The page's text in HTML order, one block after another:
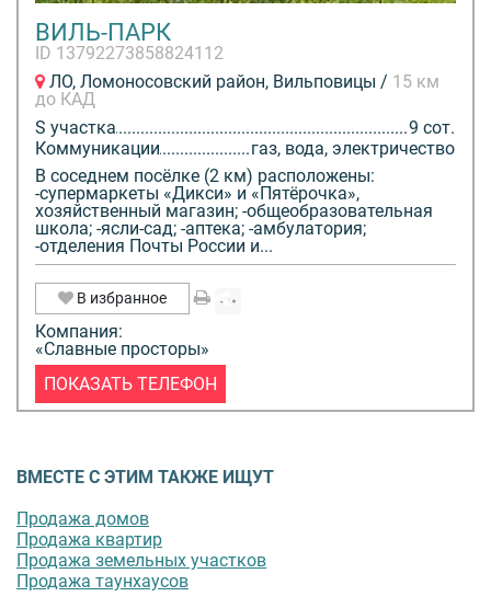
ВИЛЬ-ПАРК
ID 13792273858824112
ЛО, Ломоносовский район, Вильповицы / 15 км
до КАД
S участка
9 сот.
Коммуникации
газ, вода, электричество
В соседнем посёлке (2 км) расположены:
-супермаркеты «Дикси» и «Пятёрочка»,
хозяйственный магазин; -общеобразовательная
школа; -ясли-сад; -аптека; -амбулатория;
-отделения Почты России и...
В избранное
Компания:
«Славные просторы»
ПОКАЗАТЬ ТЕЛЕФОН
ВМЕСТЕ С ЭТИМ ТАКЖЕ ИЩУТ
Продажа домов
Продажа квартир
Продажа земельных участков
Продажа таунхаусов